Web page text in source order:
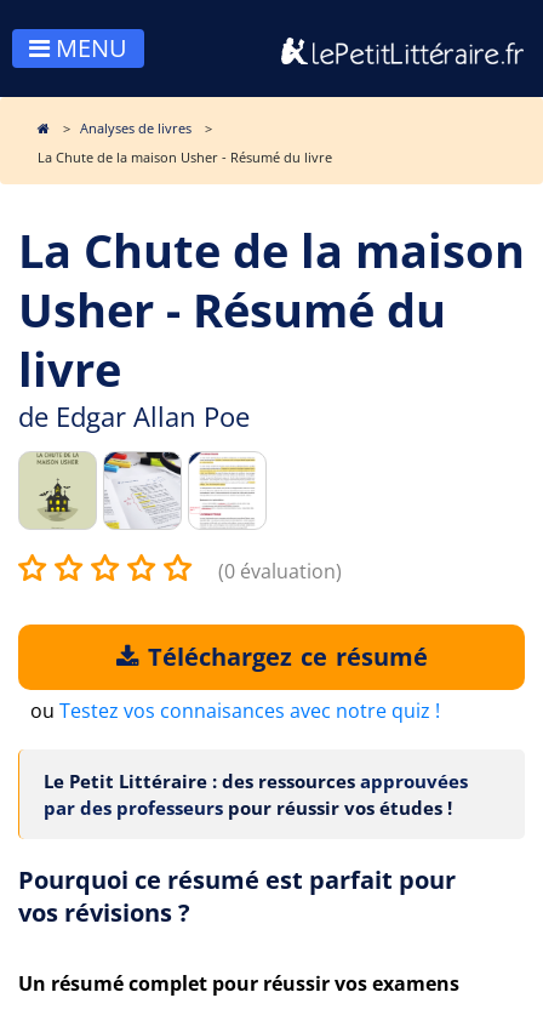
MENU
Analyses de livres
La Chute de la maison Usher - Résumé du livre
La Chute de la maison
Usher - Résumé du
livre
de Edgar Allan Poe
(0 évaluation)
Téléchargez ce résumé
ou Testez vos connaisances avec notre quiz !
Le Petit Littéraire : des ressources approuvées
par des professeurs pour réussir vos études !
Pourquoi ce résumé est parfait pour
vos révisions ?
Un résumé complet pour réussir vos examens